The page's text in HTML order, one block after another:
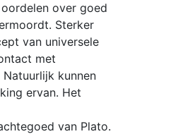
over goed
Sterker
van universele
met
kunnen
ervan. Het
van Plato.